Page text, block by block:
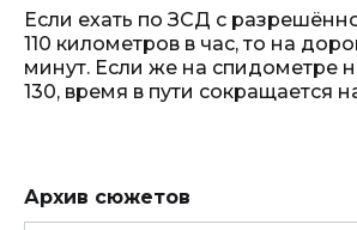
Если ехать по ЗСД с
110 километров в час, то на
минут. Если же на спидометре
130, время в пути сокращается
Архив сюжетов